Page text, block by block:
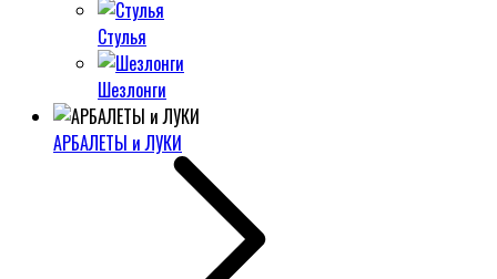
Стулья
Шезлонги
АРБАЛЕТЫ и ЛУКИ